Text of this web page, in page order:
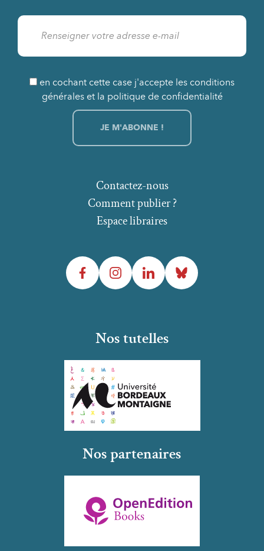
en cochant cette case j'accepte les conditions
générales et la politique de confidentialité
Comment publier ?
Espace libraires
Contactez-nous
FacebookInstagramLinkedInBluesky
Nos tutelles
Nos partenaires